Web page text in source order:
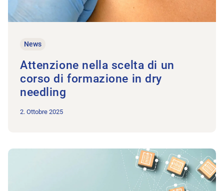
News
Attenzione nella scelta di un
corso di formazione in dry
needling
2. Ottobre 2025
All’articolo La vostra opinione sulla ricerca in campo